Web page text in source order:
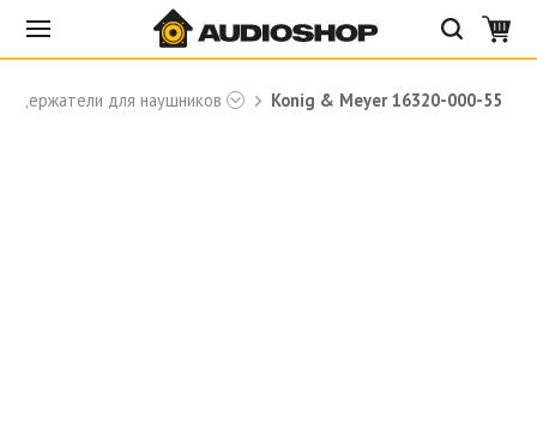
Держатели для наушников Konig & Meyer 16320-000-55